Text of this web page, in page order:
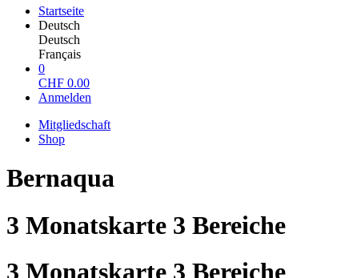
Startseite
Deutsch
Deutsch
Français
0
CHF 0.00
Anmelden
Mitgliedschaft
Shop
Bernaqua
3 Monatskarte 3 Bereiche
3 Monatskarte 3 Bereiche